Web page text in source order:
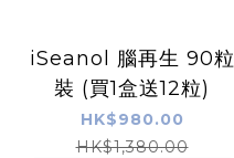
iSeanol 腦再生 90粒
裝 (買1盒送12粒)
HK$980.00
HK$1,380.00